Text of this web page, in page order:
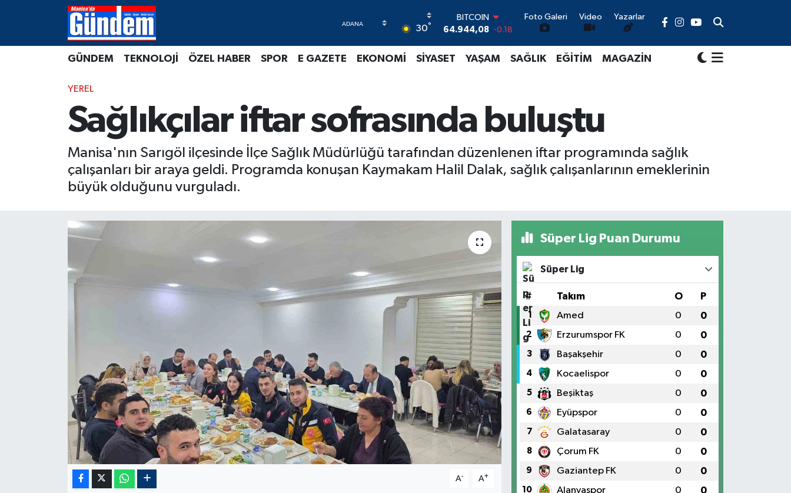
30°
BITCOIN
64.944,08
-0.18
EURO
GRAM ALTIN
6660.55
0.03
13.779 -14
Foto Galeri Video Yazarlar
GÜNDEM TEKNOLOJİ ÖZEL HABER SPOR E GAZETE EKONOMİ SİYASET YAŞAM SAĞLIK EĞİTİM MAGAZİN
YEREL
Sağlıkçılar iftar sofrasında buluştu
Manisa'nın Sarıgöl ilçesinde İlçe Sağlık Müdürlüğü tarafından düzenlenen iftar programında sağlık
çalışanları bir araya geldi. Programda konuşan Kaymakam Halil Dalak, sağlık çalışanlarının emeklerinin
büyük olduğunu vurguladı.
A- A+
Süper Lig Puan Durumu
Süper Lig
# Takım O P
1 Amed 0 0
2 Erzurumspor FK 0 0
3 Başakşehir 0 0
4 Kocaelispor 0 0
5 Beşiktaş 0 0
6 Eyüpspor 0 0
7 Galatasaray 0 0
8 Çorum FK 0 0
9 Gaziantep FK 0 0
10 Alanyaspor 0 0
Manisa Hava Durumu
Süper Lig Puan Durumu ve Fikstür
Tüm Manşetler
Son Dakika Haberleri
Haber Arşivi